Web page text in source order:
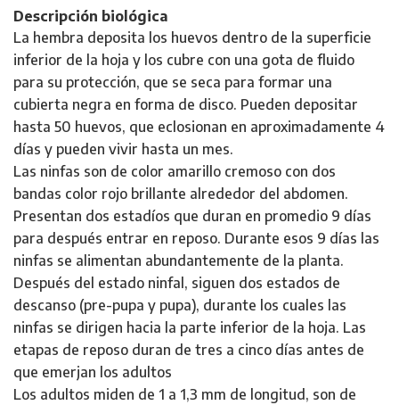
Descripción biológica
La hembra deposita los huevos dentro de la superficie
inferior de la hoja y los cubre con una gota de fluido
para su protección, que se seca para formar una
cubierta negra en forma de disco. Pueden depositar
hasta 50 huevos, que eclosionan en aproximadamente 4
días y pueden vivir hasta un mes.
Las ninfas son de color amarillo cremoso con dos
bandas color rojo brillante alrededor del abdomen.
Presentan dos estadíos que duran en promedio 9 días
para después entrar en reposo. Durante esos 9 días las
ninfas se alimentan abundantemente de la planta.
Después del estado ninfal, siguen dos estados de
descanso (pre-pupa y pupa), durante los cuales las
ninfas se dirigen hacia la parte inferior de la hoja. Las
etapas de reposo duran de tres a cinco días antes de
que emerjan los adultos
Los adultos miden de 1 a 1,3 mm de longitud, son de